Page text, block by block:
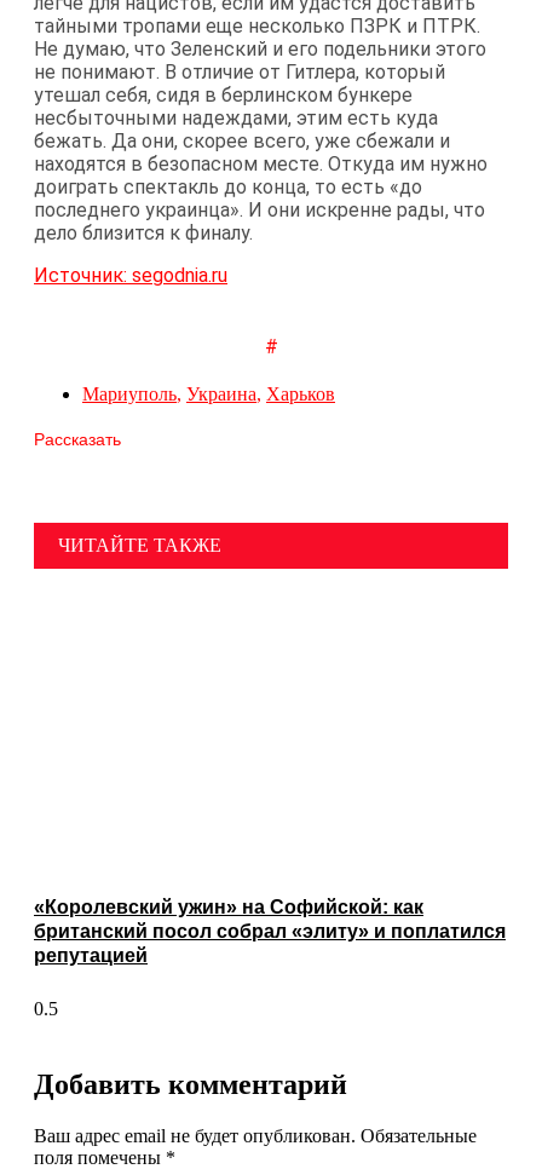
тайными тропами еще несколько ПЗРК и ПТРК.
Не думаю, что Зеленский и его подельники этого
не понимают. В отличие от Гитлера, который
утешал себя, сидя в берлинском бункере
несбыточными надеждами, этим есть куда
бежать. Да они, скорее всего, уже сбежали и
находятся в безопасном месте. Откуда им нужно
доиграть спектакль до конца, то есть «до
последнего украинца». И они искренне рады, что
дело близится к финалу.
Источник: segodnia.ru
#
Мариуполь, Украина, Харьков
Рассказать
ЧИТАЙТЕ ТАКЖЕ
«Королевский ужин» на Софийской: как
британский посол собрал «элиту» и поплатился
репутацией
Добавить комментарий
Ваш адрес email не будет опубликован. Обязательные
поля помечены *